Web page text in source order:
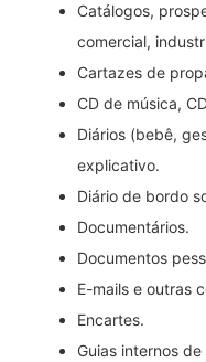
Catálogos,
comercial,
Cartazes de
CD de música,
Diários (bebê,
explicativo.
Diário de bordo
Documentários.
Documentos
E-mails e outras
Encartes.
Guias internos